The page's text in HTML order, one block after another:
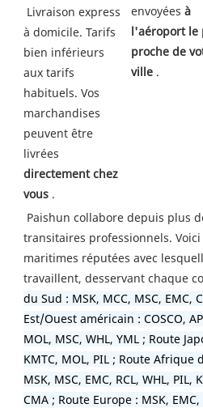
à domicile. Tarifs
bien inférieurs
aux tarifs
habituels. Vos
marchandises
peuvent être
directement chez
vous .
envoyées à
l'aéroport le
proche de
ville .
Paishun collabore depuis plus
transitaires professionnels.
maritimes réputées avec
travaillent, desservant chaque
du Sud : MSK, MCC, MSC, EMC,
Est/Ouest américain : COSCO,
MOL, MSC, WHL, YML ; Route
KMTC, MOL, PIL ; Route Afrique
MSK, MSC, EMC, RCL, WHL, PIL,
CMA ; Route Europe : MSK,